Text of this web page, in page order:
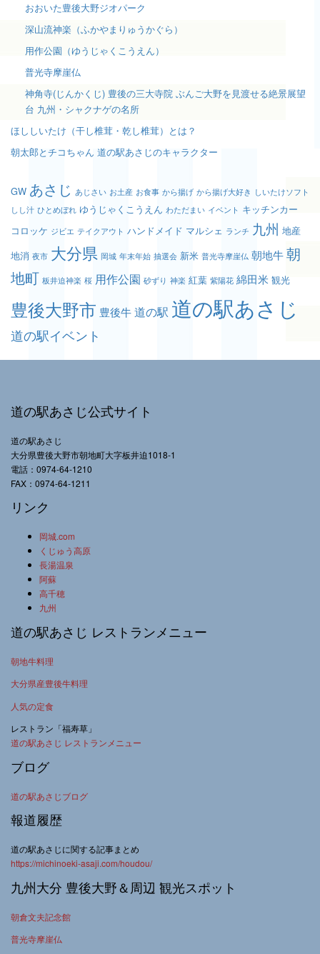
おおいた豊後大野ジオパーク
深山流神楽（ふかやまりゅうかぐら）
用作公園（ゆうじゃくこうえん）
普光寺摩崖仏
神角寺(じんかくじ) 豊後の三大寺院 ぶんご大野を見渡せる絶景展望
台 九州・シャクナゲの名所
ほししいたけ（干し椎茸・乾し椎茸）とは？
朝太郎とチコちゃん 道の駅あさじのキャラクター
GW あさじ あじさい お土産 お食事 から揚げ から揚げ大好き しいたけソフト
しし汁 ひとめぼれ ゆうじゃくこうえん わただまい イベント キッチンカー
コロッケ ジビエ テイクアウト ハンドメイド マルシェ ランチ 九州 地産
地消 夜市 大分県 岡城 年末年始 抽選会 新米 普光寺摩崖仏 朝地牛朝
地町 板井迫神楽 桜 用作公園 砂ずり 神楽 紅葉 紫陽花 綿田米 観光
豊後大野市 豊後牛道の駅 道の駅あさじ
道の駅イベント
道の駅あさじ公式サイト
道の駅あさじ
大分県豊後大野市朝地町大字板井迫1018-1
電話：0974-64-1210
FAX：0974-64-1211
リンク
岡城.com
くじゅう高原
長湯温泉
阿蘇
高千穂
九州
道の駅あさじ レストランメニュー
朝地牛料理
大分県産豊後牛料理
人気の定食
レストラン「福寿草」
道の駅あさじ レストランメニュー
ブログ
道の駅あさじブログ
報道履歴
道の駅あさじに関する記事まとめ
https://michinoeki-asaji.com/houdou/
九州大分 豊後大野＆周辺 観光スポット
朝倉文夫記念館
普光寺摩崖仏